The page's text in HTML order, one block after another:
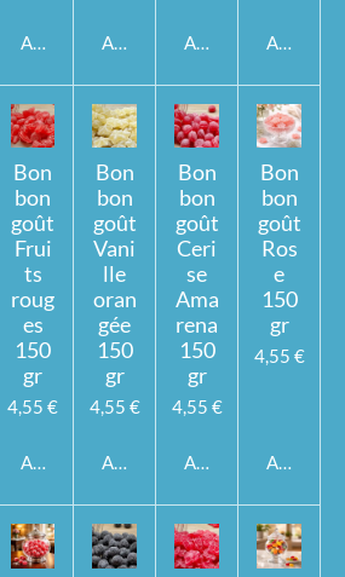
panier
Ajouter au panierAjouter au panierAjouter au panier
Ajouter
panier
Bon
bon
goût
Frui
ts
roug
es
150
gr
4,55 €
Ajouter au panier
Bon
bon
goût
Vani
lle
oran
gée
150
gr
4,55 €
Ajouter au panier
Bon
bon
goût
Ceri
se
Ama
rena
150
gr
4,55 €
Ajouter au panier
Bon
bon
goût
Ros
e
150
gr
4,55 €
Ajouter